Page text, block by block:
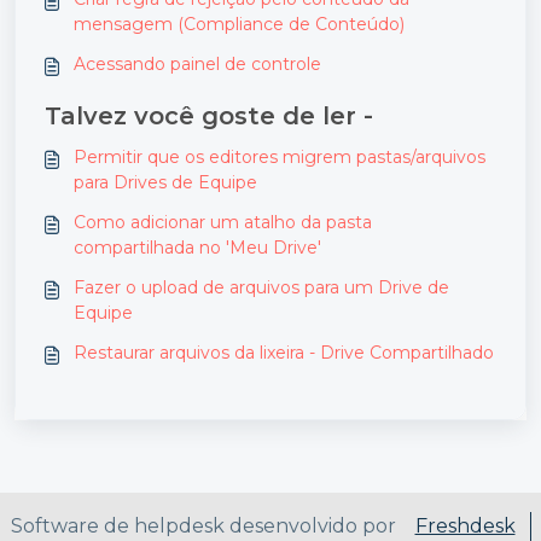
mensagem (Compliance de Conteúdo)
Acessando painel de controle
Talvez você goste de ler -
Permitir que os editores migrem pastas/arquivos
para Drives de Equipe
Como adicionar um atalho da pasta
compartilhada no 'Meu Drive'
Fazer o upload de arquivos para um Drive de
Equipe
Restaurar arquivos da lixeira - Drive Compartilhado
Software de helpdesk desenvolvido por
Freshdesk